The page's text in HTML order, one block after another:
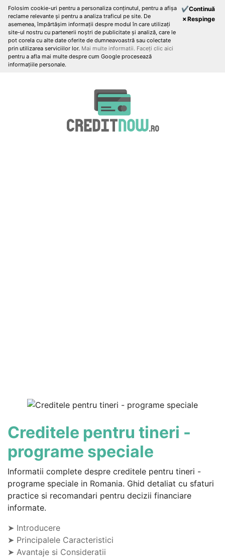
Folosim cookie-uri pentru a personaliza conținutul, pentru a afișa
reclame relevante și pentru a analiza traficul pe site. De
asemenea, împărtășim informații despre modul în care utilizați
site-ul nostru cu partenerii noștri de publicitate și analiză, care le
pot corela cu alte date oferite de dumneavoastră sau colectate
prin utilizarea serviciilor lor. Mai multe informatii. Faceți clic aici
pentru a afla mai multe despre cum Google procesează
informațiile personale.
✔Continuă
✗Respinge
Creditele pentru tineri -
programe speciale
Informatii complete despre creditele pentru tineri -
programe speciale in Romania. Ghid detaliat cu sfaturi
practice si recomandari pentru decizii financiare
informate.
➤ Introducere
➤ Principalele Caracteristici
➤ Avantaje si Consideratii